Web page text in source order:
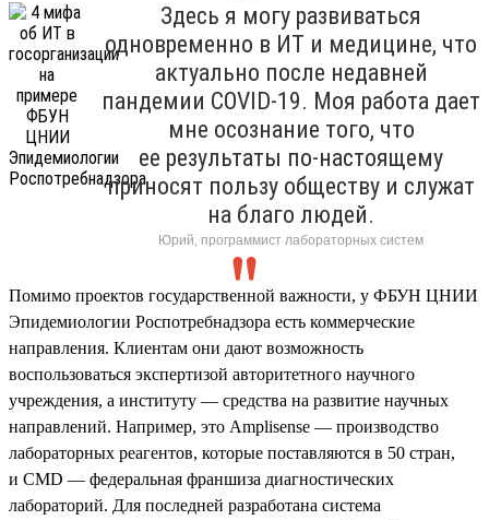
Здесь я могу развиваться
одновременно в ИТ и медицине, что
актуально после недавней
пандемии COVID-19. Моя работа дает
мне осознание того, что
ее результаты по-настоящему
приносят пользу обществу и служат
на благо людей.
Юрий, программист лабораторных систем
Помимо проектов государственной важности, у ФБУН ЦНИИ
Эпидемиологии Роспотребнадзора есть коммерческие
направления. Клиентам они дают возможность
воспользоваться экспертизой авторитетного научного
учреждения, а институту — средства на развитие научных
направлений. Например, это Amplisense — производство
лабораторных реагентов, которые поставляются в 50 стран,
и CMD — федеральная франшиза диагностических
лабораторий. Для последней разработана система